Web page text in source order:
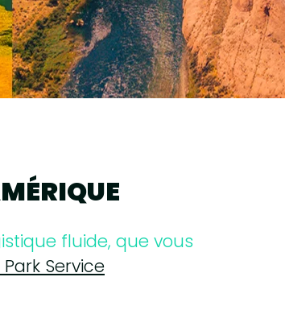
fluide, que vous
Service